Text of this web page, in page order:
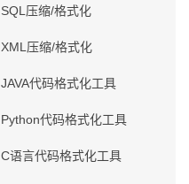
SQL压缩/格式化
XML压缩/格式化
JAVA代码格式化工具
Python代码格式化工具
C语言代码格式化工具